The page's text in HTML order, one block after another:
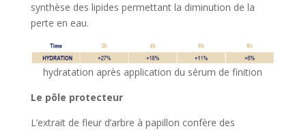
synthèse des lipides permettant la diminution de la
perte en eau.
hydratation après application du sérum de finition
Le pôle protecteur
L’extrait de fleur d’arbre à papillon confère des